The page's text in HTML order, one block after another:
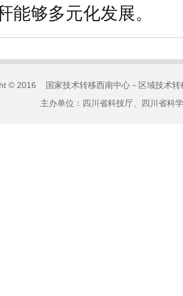
能够多元化发展。
© 2016 国家技术转移西南中心－区域技
主办单位：四川省科技厅、四川省科